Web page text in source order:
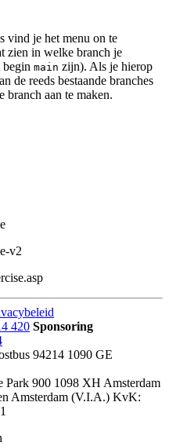
vind je het menu on te
zien in welke branch je
begin main zijn). Als je hierop
de reeds bestaande branches
branch aan te maken.
v2
420 Sponsoring
94214 1090 GE
Park 900 1098 XH Amsterdam
Amsterdam (V.I.A.) KvK: